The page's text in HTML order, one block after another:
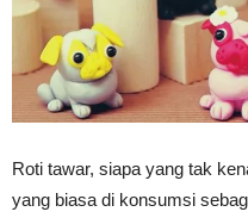
Roti tawar, siapa yang tak
yang biasa di konsumsi